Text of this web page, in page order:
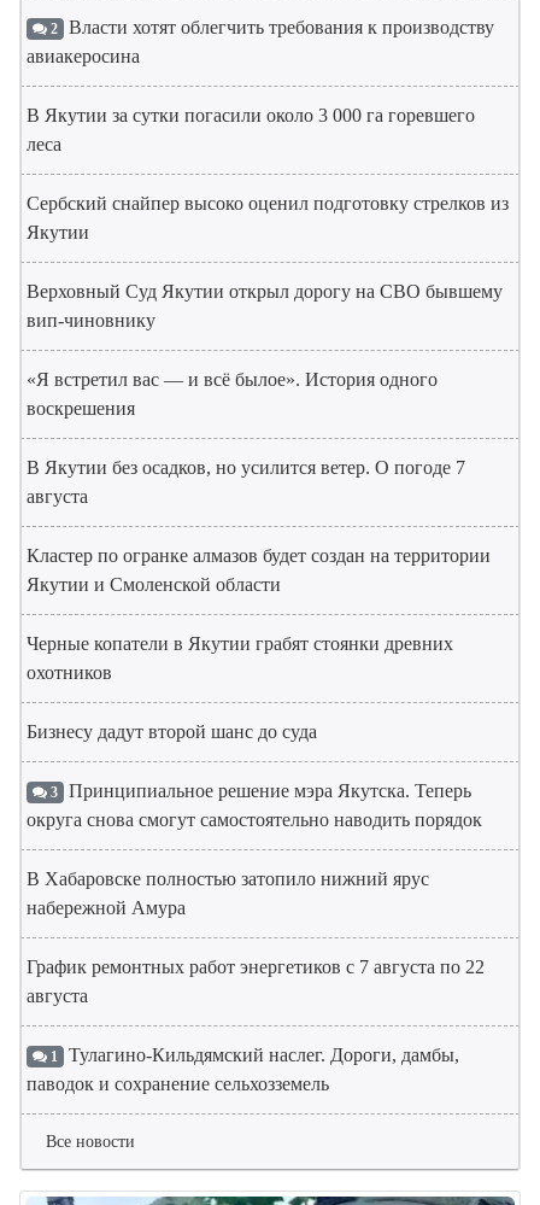
2 Власти хотят облегчить требования к производству
авиакеросина
В Якутии за сутки погасили около 3 000 га горевшего
леса
Сербский снайпер высоко оценил подготовку стрелков из
Якутии
Верховный Суд Якутии открыл дорогу на СВО бывшему
вип-чиновнику
«Я встретил вас — и всё былое». История одного
воскрешения
В Якутии без осадков, но усилится ветер. О погоде 7
августа
Кластер по огранке алмазов будет создан на территории
Якутии и Смоленской области
Черные копатели в Якутии грабят стоянки древних
охотников
Бизнесу дадут второй шанс до суда
3 Принципиальное решение мэра Якутска. Теперь
округа снова смогут самостоятельно наводить порядок
В Хабаровске полностью затопило нижний ярус
набережной Амура
График ремонтных работ энергетиков с 7 августа по 22
августа
1 Тулагино-Кильдямский наслег. Дороги, дамбы,
паводок и сохранение сельхозземель
Все новости